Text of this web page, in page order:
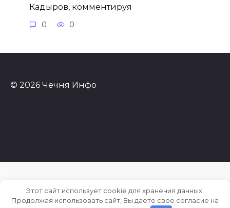
Кадыров, комментируя
0 0
© 2026 Чечня Инфо
Этот сайт использует cookie для хранения данных.
Продолжая использовать сайт, Вы даете свое согласие на